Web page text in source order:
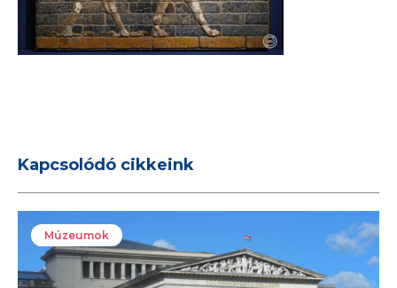
Kapcsolódó cikkeink
Múzeumok